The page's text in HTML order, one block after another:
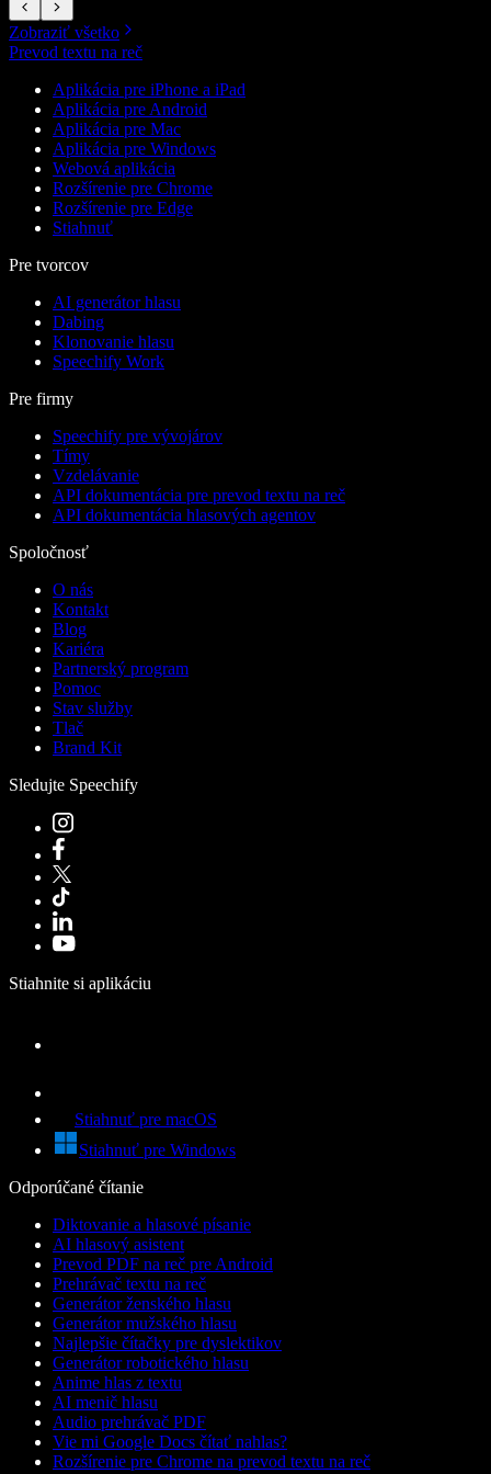
Zobraziť všetko
Prevod textu na reč
Aplikácia pre iPhone a iPad
Aplikácia pre Android
Aplikácia pre Mac
Aplikácia pre Windows
Webová aplikácia
Rozšírenie pre Chrome
Rozšírenie pre Edge
Stiahnuť
Pre tvorcov
AI generátor hlasu
Dabing
Klonovanie hlasu
Speechify Work
Pre firmy
Speechify pre vývojárov
Tímy
Vzdelávanie
API dokumentácia pre prevod textu na reč
API dokumentácia hlasových agentov
Spoločnosť
O nás
Kontakt
Blog
Kariéra
Partnerský program
Pomoc
Stav služby
Tlač
Brand Kit
Sledujte Speechify
Stiahnite si aplikáciu
Stiahnuť pre macOS
Stiahnuť pre Windows
Odporúčané čítanie
Diktovanie a hlasové písanie
AI hlasový asistent
Prevod PDF na reč pre Android
Prehrávač textu na reč
Generátor ženského hlasu
Generátor mužského hlasu
Najlepšie čítačky pre dyslektikov
Generátor robotického hlasu
Anime hlas z textu
AI menič hlasu
Audio prehrávač PDF
Vie mi Google Docs čítať nahlas?
Rozšírenie pre Chrome na prevod textu na reč